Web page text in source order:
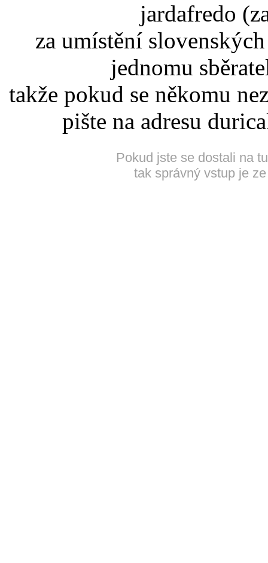
jardafredo
za umístění
jednomu
takže pokud se někomu
pište na adresu
Pokud jste se dostali na
tak správný vstup je